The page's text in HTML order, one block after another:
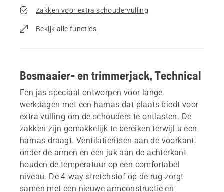
Zakken voor extra schoudervulling
Bekijk alle functies
Bosmaaier- en trimmerjack, Technical
Een jas speciaal ontworpen voor lange
werkdagen met een harnas dat plaats biedt voor
extra vulling om de schouders te ontlasten. De
zakken zijn gemakkelijk te bereiken terwijl u een
harnas draagt. Ventilatieritsen aan de voorkant,
onder de armen en een juk aan de achterkant
houden de temperatuur op een comfortabel
niveau. De 4-way stretchstof op de rug zorgt
samen met een nieuwe armconstructie en